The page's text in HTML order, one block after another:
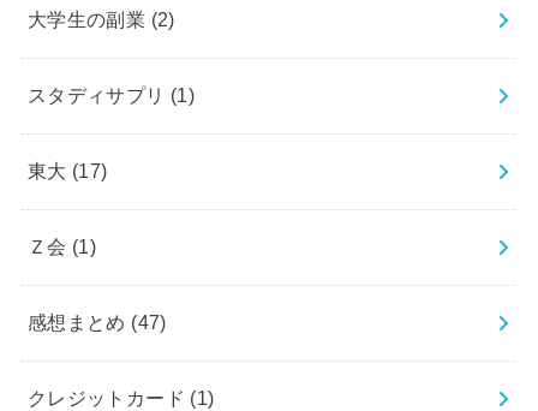
大学生の副業 (2)
スタディサプリ (1)
東大 (17)
Ｚ会 (1)
感想まとめ (47)
クレジットカード (1)